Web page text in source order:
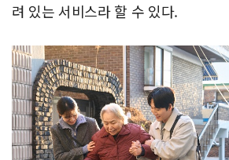
려 있는 서비스라 할 수 있다.